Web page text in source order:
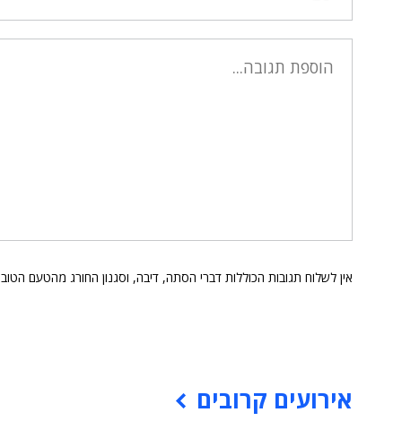
אין לשלוח תגובות הכוללות דברי הסתה, דיבה, וסגנון החורג מהטעם הטוב
אירועים קרובים